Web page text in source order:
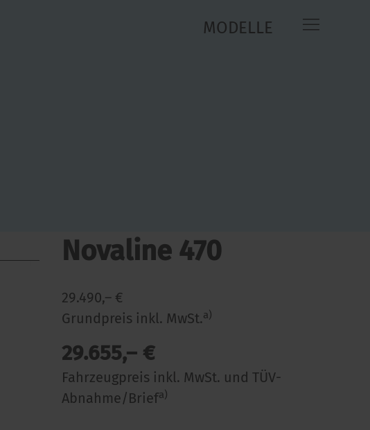
MODELLE
Novaline 470
29.490,– €
Grundpreis inkl. MwSt.a)
29.655,– €
Fahrzeugpreis inkl. MwSt. und TÜV-
Abnahme/Briefa)
1.300
kg